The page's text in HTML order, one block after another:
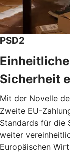
PSD2
Sicherheit
Mit der Novelle
Zweite EU-
Standards für die
weiter
Europäischen